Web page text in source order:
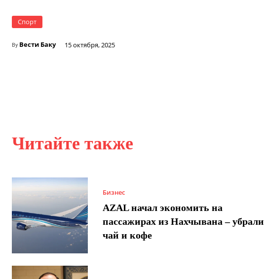
Спорт
By Вести Баку 15 октября, 2025
Читайте также
Бизнес
AZAL начал экономить на
пассажирах из Нахчывана – убрали
чай и кофе